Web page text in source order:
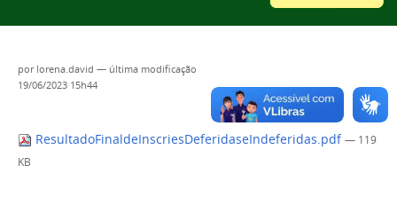
por lorena.david — última modificação
19/06/2023 15h44
ResultadoFinaldeInscriesDeferidaseIndeferidas.pdf — 119
KB